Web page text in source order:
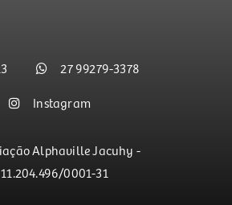
27 99279-3378
Instagram
Alphaville Jacuhy -
11.204.496/0001-31